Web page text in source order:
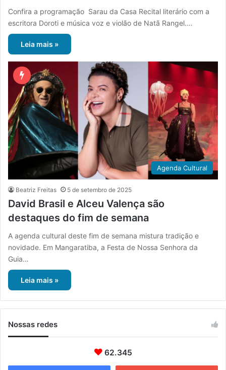
Confira a programação Sarau da Casa Recital literário com a
escritora Doroti e música voz e violão de Natã Rangel.…
Leia mais »
Agenda Cultural
Beatriz Freitas 5 de setembro de 2025
David Brasil e Alceu Valença são
destaques do fim de semana
A agenda cultural deste fim de semana mistura tradição e
novidade. Em Mangaratiba, a Festa de Nossa Senhora da
Guia…
Leia mais »
Nossas redes
62.345